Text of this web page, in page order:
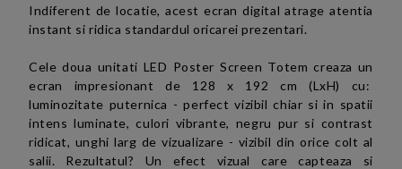
Indiferent de locatie, acest ecran digital atrage atentia
instant si ridica standardul oricarei prezentari.
Cele doua unitati LED Poster Screen Totem creaza un
ecran impresionantde 128 x 192 cm (LxH) cu:
luminozitate puternica - perfect vizibil chiar si in spatii
intens luminate, culori vibrante, negru pur si contrast
ridicat, unghi larg de vizualizare - vizibil din orice colt al
salii. Rezultatul? Un efect vizual care capteaza si